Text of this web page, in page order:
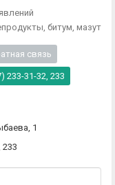
битум, мазут
связь
233-31-32, 233
1
233